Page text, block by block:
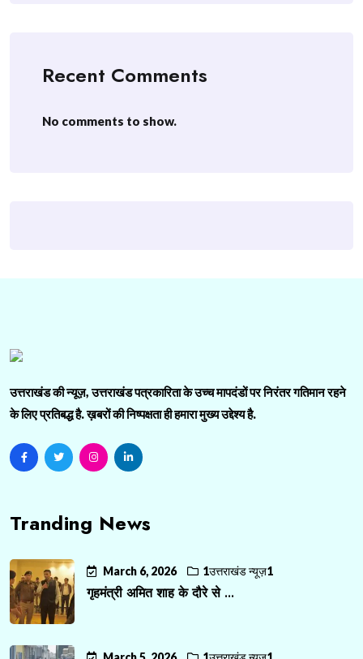
Recent Comments
No comments to show.
उत्तराखंड की न्यूज़, उत्तराखंड पत्रकारिता के उच्च मापदंडों पर निरंतर गतिमान रहने
के लिए प्रतिबद्ध है. ख़बरों की निष्पक्षता ही हमारा मुख्य उद्देश्य है.
Tranding News
March 6, 2026 1उत्तराखंड न्यूज़1
गृहमंत्री अमित शाह के दौरे से ...